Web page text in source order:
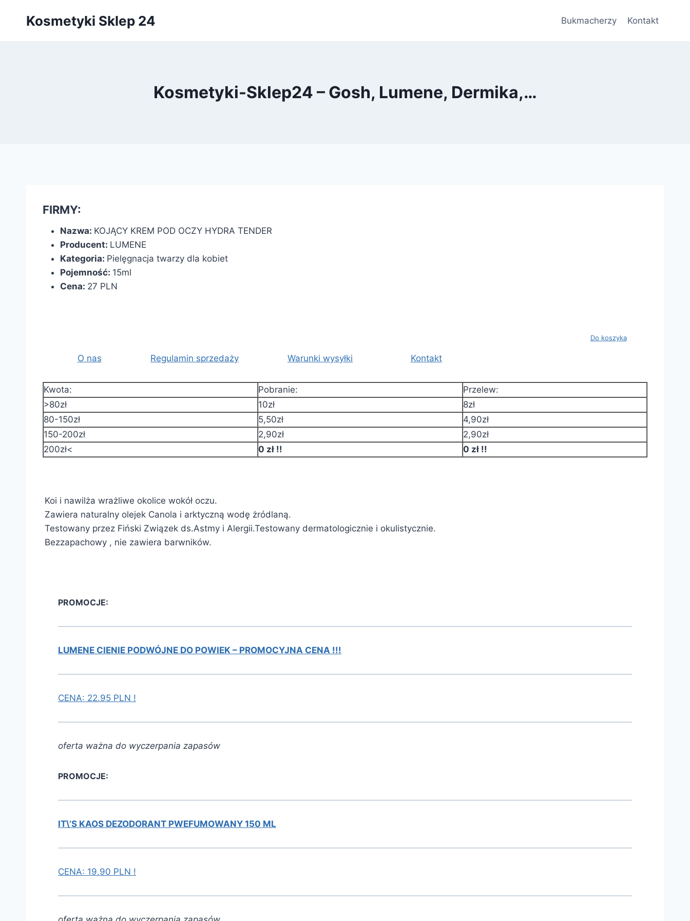
Kosmetyki Sklep 24 Bukmacherzy Kontakt
Kosmetyki-Sklep24 – Gosh, Lumene, Dermika,…
FIRMY:
Nazwa: KOJĄCY KREM POD OCZY HYDRA TENDER
Producent: LUMENE
Kategoria: Pielęgnacja twarzy dla kobiet
Pojemność: 15ml
Cena: 27 PLN
Do koszyka
O nas Regulamin sprzedaży Warunki wysyłki Kontakt
Kwota: Pobranie:
Przelew:
>80zł
10zł
8zł
80-150zł
5,50zł
4,90zł
150-200zł
2,90zł
2,90zł
200zł<
0 zł !! 0 zł !!
Koi i nawilża wrażliwe okolice wokół oczu.
Zawiera naturalny olejek Canola i arktyczną wodę żródlaną.
Testowany przez Fiński Związek ds.Astmy i Alergii.Testowany dermatologicznie i okulistycznie.
Bezzapachowy , nie zawiera barwników.
PROMOCJE:
LUMENE CIENIE PODWÓJNE DO POWIEK – PROMOCYJNA CENA !!!
CENA: 22.95 PLN !
oferta ważna do wyczerpania zapasów
PROMOCJE:
IT\’S KAOS DEZODORANT PWEFUMOWANY 150 ML
CENA: 19.90 PLN !